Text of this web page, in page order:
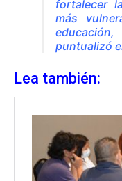
fortalecer
más
puntualizó
Lea también: